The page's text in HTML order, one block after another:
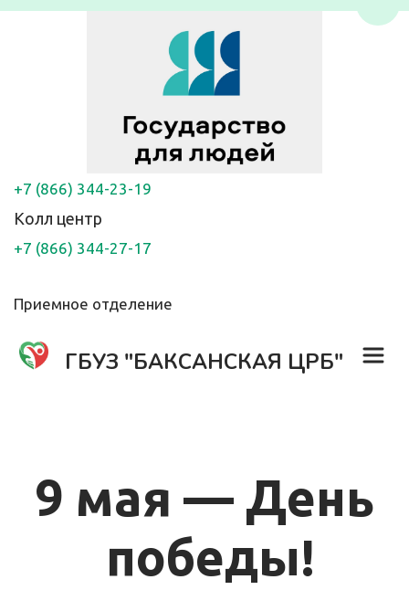
+7 (866) 344-23-19
Колл центр
+7 (866) 344-27-17
Приемное отделение
ГБУЗ "БАКСАНСКАЯ ЦРБ"
9 мая — День
победы!